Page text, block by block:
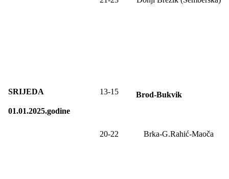
SRIJEDA
01.01.2025.godine
13-15 Brod-Bukvik
20-22 Brka-G.Rahić-Maoča